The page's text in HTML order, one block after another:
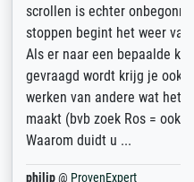
werk (na
van voor af aan).
kunstenaar
ook een aantal
het onoverzichtelijk
Rops, Rose etc).